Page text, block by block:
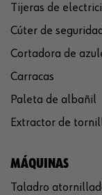
Tijeras de
Cúter de seguridad
Cortadora de
Carracas
Paleta de albañil
Extractor de
MÁQUINAS
Taladro